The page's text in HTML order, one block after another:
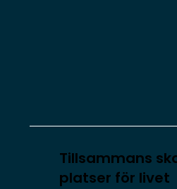
Tillsammans
platser för livet